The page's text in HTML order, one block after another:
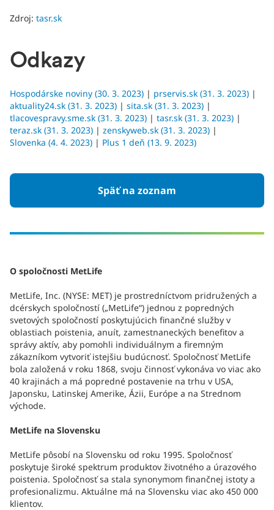
Zdroj: tasr.sk
Odkazy
Hospodárske noviny (30. 3. 2023) | prservis.sk (31. 3. 2023) |
aktuality24.sk (31. 3. 2023) | sita.sk (31. 3. 2023) |
tlacovespravy.sme.sk (31. 3. 2023) | tasr.sk (31. 3. 2023) |
teraz.sk (31. 3. 2023) | zenskyweb.sk (31. 3. 2023) |
Slovenka (4. 4. 2023) | Plus 1 deň (13. 9. 2023)
Späť na zoznam
O spoločnosti MetLife
MetLife, Inc. (NYSE: MET) je prostredníctvom pridružených a
dcérskych spoločností („MetLife“) jednou z popredných
svetových spoločností poskytujúcich finančné služby v
oblastiach poistenia, anuít, zamestnaneckých benefitov a
správy aktív, aby pomohli individuálnym a firemným
zákazníkom vytvoriť istejšiu budúcnosť. Spoločnosť MetLife
bola založená v roku 1868, svoju činnosť vykonáva vo viac ako
40 krajinách a má popredné postavenie na trhu v USA,
Japonsku, Latinskej Amerike, Ázii, Európe a na Strednom
východe.
MetLife na Slovensku
MetLife pôsobí na Slovensku od roku 1995. Spoločnosť
poskytuje široké spektrum produktov životného a úrazového
poistenia. Spoločnosť sa stala synonymom finančnej istoty a
profesionalizmu. Aktuálne má na Slovensku viac ako 450 000
klientov.